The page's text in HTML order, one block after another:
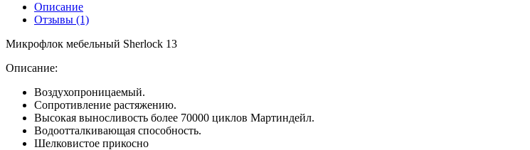
Описание
Отзывы (1)
Микрофлок мебельный Sherlock 13
Описание:
Воздухопроницаемый.
Сопротивление растяжению.
Высокая выносливость более 70000 циклов Мартиндейл.
Водоотталкивающая способность.
Шелковистое прикосно